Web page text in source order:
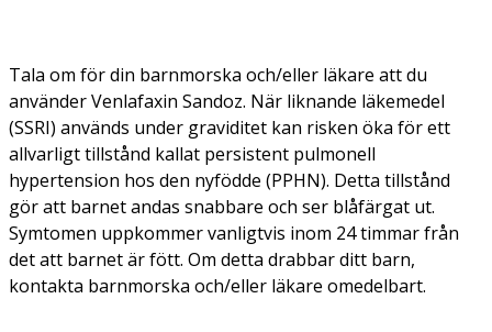
Tala om för din barnmorska och/eller läkare att du
använder Venlafaxin Sandoz. När liknande läkemedel
(SSRI) används under graviditet kan risken öka för ett
allvarligt tillstånd kallat persistent pulmonell
hypertension hos den nyfödde (PPHN). Detta tillstånd
gör att barnet andas snabbare och ser blåfärgat ut.
Symtomen uppkommer vanligtvis inom 24 timmar från
det att barnet är fött. Om detta drabbar ditt barn,
kontakta barnmorska och/eller läkare omedelbart.